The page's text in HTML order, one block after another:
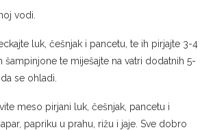
vodi.
luk, češnjak i pancetu, te ih pirjajte 3-4
šampinjone te miješajte na vatri dodatnih 5-
se ohladi.
meso pirjani luk, češnjak, pancetu i
papriku u prahu, rižu i jaje. Sve dobro